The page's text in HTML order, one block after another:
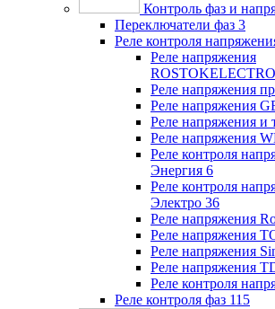
Контроль фаз и
Переключатели фаз 3
Реле контроля
Реле напряжения
ROSTOKELECTRO
Реле напряжения
Реле напряжения
Реле напряжения и
Реле напряжения
Реле контроля
Энергия 6
Реле контроля
Электро 36
Реле напряжения
Реле напряжения
Реле напряжения
Реле напряжения
Реле контроля
Реле контроля фаз 115